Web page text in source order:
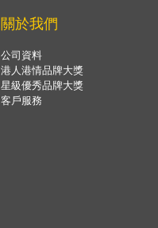
關於我們
公司資料
港人港情品牌大獎
星級優秀品牌大獎
客戶服務